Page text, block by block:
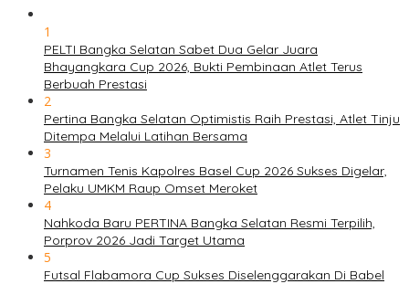
1
PELTI Bangka Selatan Sabet Dua Gelar Juara
Bhayangkara Cup 2026, Bukti Pembinaan Atlet Terus
Berbuah Prestasi
2
Pertina Bangka Selatan Optimistis Raih Prestasi, Atlet Tinju
Ditempa Melalui Latihan Bersama
3
Turnamen Tenis Kapolres Basel Cup 2026 Sukses Digelar,
Pelaku UMKM Raup Omset Meroket
4
Nahkoda Baru PERTINA Bangka Selatan Resmi Terpilih,
Porprov 2026 Jadi Target Utama
5
Futsal Flabamora Cup Sukses Diselenggarakan Di Babel